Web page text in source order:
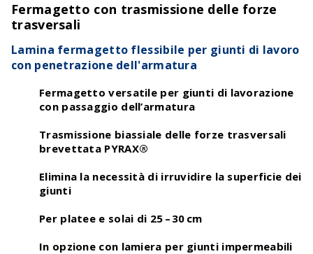
Fermagetto con trasmissione delle forze
trasversali
Lamina fermagetto flessibile per giunti di lavoro
con penetrazione dell'armatura
Fermagetto versatile per giunti di lavorazione
con passaggio dell’armatura
Trasmissione biassiale delle forze trasversali
brevettata PYRAX®
Elimina la necessità di irruvidire la superficie dei
giunti
Per platee e solai di 25 – 30 cm
In opzione con lamiera per giunti impermeabili